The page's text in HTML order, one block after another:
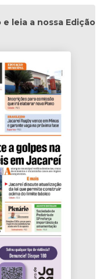
leia a nossa Edição